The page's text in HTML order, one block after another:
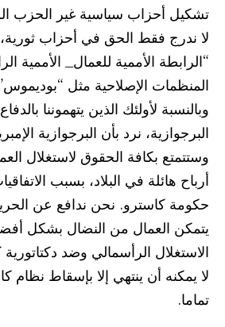
تشكيل أحزاب سياسية غير الحزب
لا ندرج فقط الحق في أحزاب
“الرابطة الأممية للعمال_ الأممية
المنظمات الإصلاحية مثل
وبالنسبة لأولئك الذين يتهموننا
البرجوازية، نرد بأن البرجوازية
وستتمتع بكافة الحقوق لاستغلال
أرباح هائلة في البلاد، بسبب
حكومة كاسترو. نحن ندافع عن
يتمكن العمال من النضال بشكل
الاستغلال الرأسمالي وضد
لا يمكنه أن ينتهي إلا بإسقاط نظام
تماما.